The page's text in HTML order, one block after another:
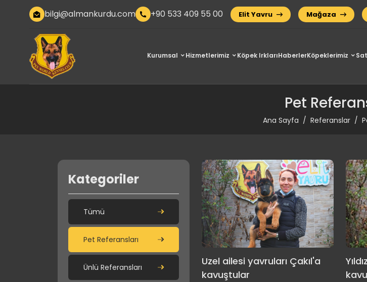
bilgi@almankurdu.com +90 533 409 55 00 Elit Yavru Mağaza
Kurumsal Hizmetlerimiz Köpek IrklarıHaberlerKöpeklerimiz
Pet
Ana Sayfa Referanslar
Uzel ailesi yavruları Çakıl'a
kavuştular
Kategoriler
Tümü
Pet Referansları
Ünlü Referansları